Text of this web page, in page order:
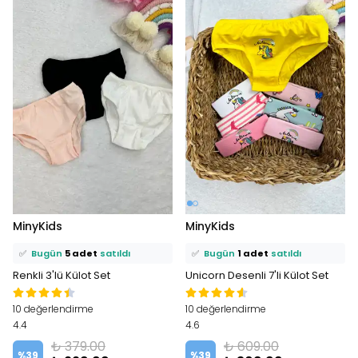
MinyKids
⭐️ Bu ürünü17 kişifavoriledi!
🛒 7 kişisepetine ekledi!
✅ Bugün 5 adet satıldı
Renkli 3'lü Külot Set
10 değerlendirme
4.4
%39
₺ 379.00
MinyKids
⭐️ Bu ürünü11 kişifavoriledi!
🛒 9 kişisepetine ekledi!
✅ Bugün 1 adet satıldı
Unicorn Desenli 7'li Külot Set
10 değerlendirme
4.6
%39
₺ 609.00